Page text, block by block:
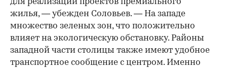
для реализации проектов премиального
жилья, — убежден Соловьев. — На западе
множество зеленых зон, что положительно
влияет на экологическую обстановку. Районы
западной части столицы также имеют удобное
транспортное сообщение с центром. Именно